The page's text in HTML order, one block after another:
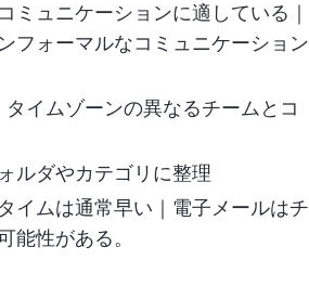
ミュニケーションに適している｜
フォーマルなコミュニケーション
イムゾーンの異なるチームとコ
ルダやカテゴリに整理
イムは通常早い｜電子メールはチ
能性がある。